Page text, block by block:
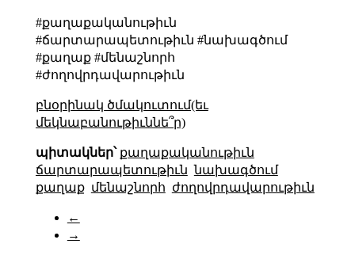
#քաղաքականութիւն
#ճարտարապետութիւն #նախագծում
#քաղաք #մենաշնորհ
#ժողովրդավարութիւն
բնօրինակ ծմակուտում(եւ
մեկնաբանութիւննե՞ր)
պիտակներ՝ քաղաքականութիւն
ճարտարապետութիւն նախագծում
քաղաք մենաշնորհ ժողովրդավարութիւն
←
→